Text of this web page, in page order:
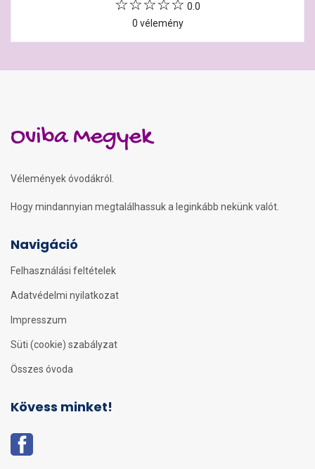
0.0
0 vélemény
Oviba Megyek
Vélemények óvodákról.
Hogy mindannyian megtalálhassuk a leginkább nekünk valót.
Navigáció
Felhasználási feltételek
Adatvédelmi nyilatkozat
Impresszum
Süti (cookie) szabályzat
Összes óvoda
Kövess minket!